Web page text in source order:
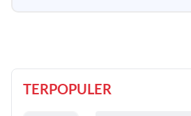
TERPOPULER